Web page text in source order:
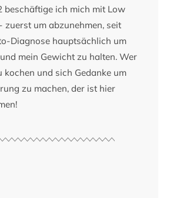
beschäftige ich mich mit Low
zuerst um abzunehmen, seit
Diagnose hauptsächlich um
mein Gewicht zu halten. Wer
kochen und sich Gedanke um
zu machen, der ist hier